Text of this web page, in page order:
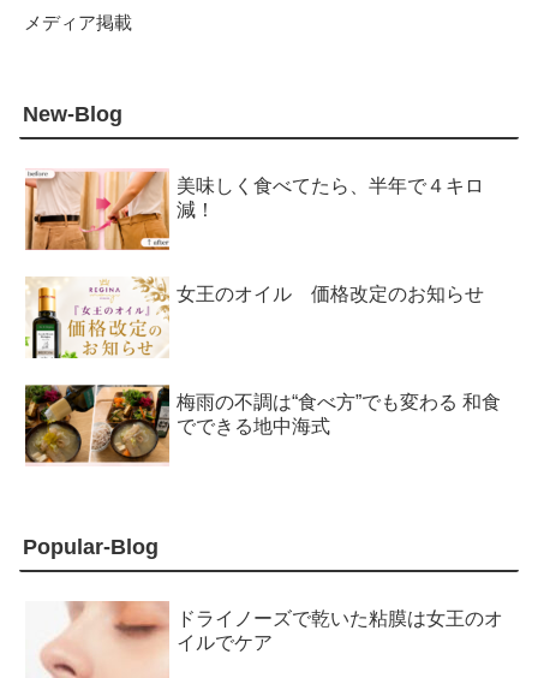
メディア掲載
New-Blog
美味しく食べてたら、半年で４キロ
減！
女王のオイル 価格改定のお知らせ
梅雨の不調は“食べ方”でも変わる 和食
でできる地中海式
Popular-Blog
ドライノーズで乾いた粘膜は女王のオ
イルでケア